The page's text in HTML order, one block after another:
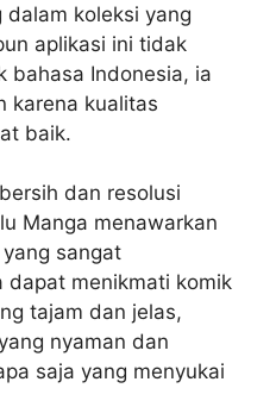
koleksi yang
aplikasi ini tidak
bahasa Indonesia, ia
karena kualitas
baik.
dan resolusi
Manga menawarkan
sangat
dapat menikmati komik
tajam dan jelas,
nyaman dan
saja yang menyukai